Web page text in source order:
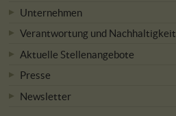
Unternehmen
Verantwortung und Nachhaltigkeit
Aktuelle Stellenangebote
Presse
Newsletter